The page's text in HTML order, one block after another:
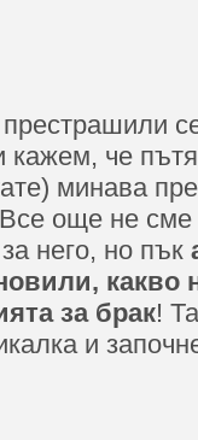
кажем, че
минава
още не сме
него, но пък
какво
за брак!
и